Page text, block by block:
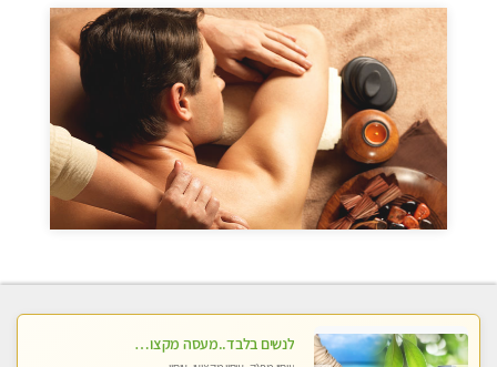
לנשים בלבד..מעסה מקצועי לנשים בלבד